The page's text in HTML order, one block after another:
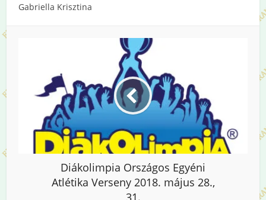
Gabriella Krisztina
Diákolimpia Országos Egyéni
Atlétika Verseny 2018. május 28.,
31.